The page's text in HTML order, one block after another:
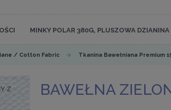
MINKY POLAR 380G, PLUSZOWA DZIANINA
/ Cotton Fabric Tkanina Bawełniana Premium
Z BAWEŁNA